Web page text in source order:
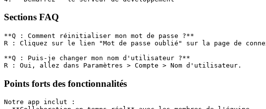
Sections FAQ
**Q : Comment réinitialiser mon mot de passe ?**
R : Cliquez sur le lien "Mot de passe oublié" sur la page de
**Q : Puis-je changer mon nom d'utilisateur ?**
R : Oui, allez dans Paramètres > Compte > Nom d'utilisateur.
Points forts des fonctionnalités
Notre app inclut :